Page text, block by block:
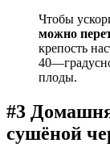
Чтобы
можно
крепость
плоды.
#3
сушёной